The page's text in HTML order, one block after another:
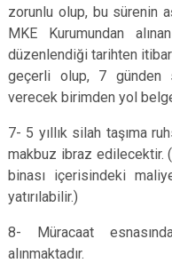
zorunlu olup, bu sürenin
MKE Kurumundan
düzenlendiği tarihten
geçerli olup, 7 günden
verecek birimden yol
7- 5 yıllık silah taşıma
makbuz ibraz edilecektir.
binası içerisindeki
yatırılabilir.)
8- Müracaat
alınmaktadır.